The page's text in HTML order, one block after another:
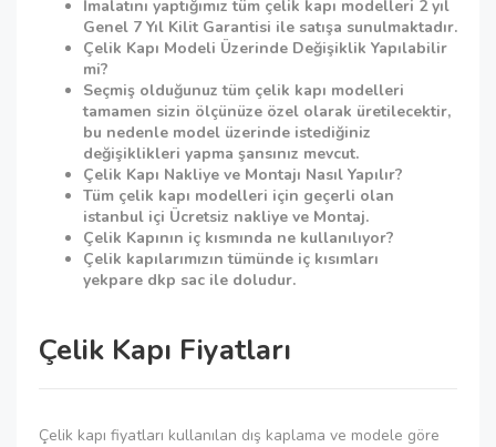
İmalatını yaptığımız tüm çelik kapı modelleri 2 yıl
Genel 7 Yıl Kilit Garantisi ile satışa sunulmaktadır.
Çelik Kapı Modeli Üzerinde Değişiklik Yapılabilir
mi?
Seçmiş olduğunuz tüm çelik kapı modelleri
tamamen sizin ölçünüze özel olarak üretilecektir,
bu nedenle model üzerinde istediğiniz
değişiklikleri yapma şansınız mevcut.
Çelik Kapı Nakliye ve Montajı Nasıl Yapılır?
Tüm çelik kapı modelleri için geçerli olan
istanbul içi Ücretsiz nakliye ve Montaj.
Çelik Kapının iç kısmında ne kullanılıyor?
Çelik kapılarımızın tümünde iç kısımları
yekpare dkp sac ile doludur.
Çelik Kapı Fiyatları
Çelik kapı fiyatları kullanılan dış kaplama ve modele göre